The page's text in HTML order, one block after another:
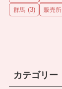
群馬 (3) 販売所
カテゴリー